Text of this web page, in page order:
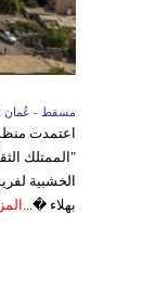
مسقط - عُمان
اعتمدت
"الممتلك
الخشبية
بهلاء �...